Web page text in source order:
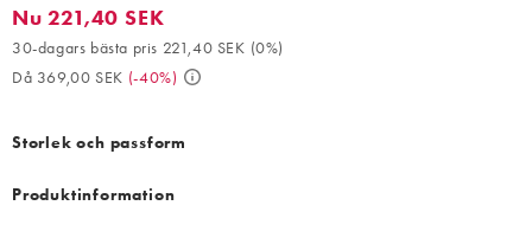
Nu 221,40 SEK. 30-dagars bästa pris 221,40 SEK (0%). Då
Nu 221,40 SEK
30-dagars bästa pris 221,40 SEK (0%)
Då 369,00 SEK (-40%)
Storlek och passform
Produktinformation